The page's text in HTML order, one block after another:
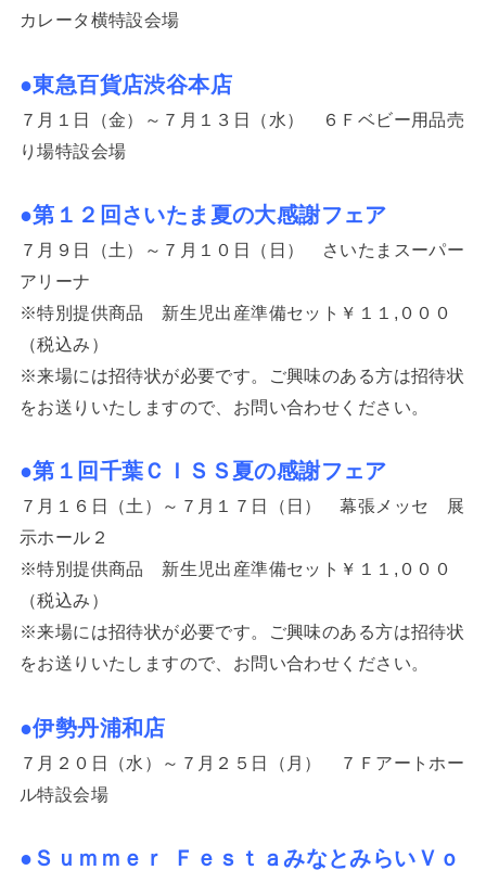
カレータ横特設会場
●東急百貨店渋谷本店
７月１日（金）～７月１３日（水） ６Ｆベビー用品売
り場特設会場
●第１２回さいたま夏の大感謝フェア
７月９日（土）～７月１０日（日） さいたまスーパー
アリーナ
※特別提供商品 新生児出産準備セット￥１１,０００
（税込み）
※来場には招待状が必要です。ご興味のある方は招待状
をお送りいたしますので、お問い合わせください。
●第１回千葉ＣＩＳＳ夏の感謝フェア
７月１６日（土）～７月１７日（日） 幕張メッセ 展
示ホール２
※特別提供商品 新生児出産準備セット￥１１,０００
（税込み）
※来場には招待状が必要です。ご興味のある方は招待状
をお送りいたしますので、お問い合わせください。
●伊勢丹浦和店
７月２０日（水）～７月２５日（月） ７Ｆアートホー
ル特設会場
●Ｓｕｍｍｅｒ ＦｅｓｔａみなとみらいＶｏ